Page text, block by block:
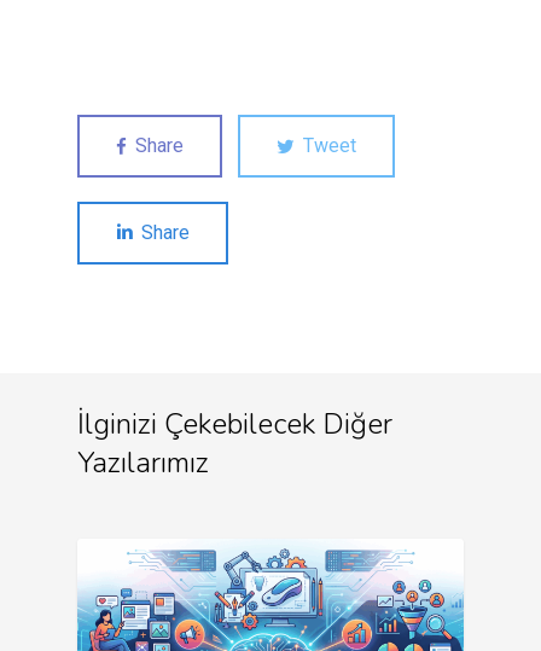
Share Tweet
Share
İlginizi Çekebilecek Diğer
Yazılarımız